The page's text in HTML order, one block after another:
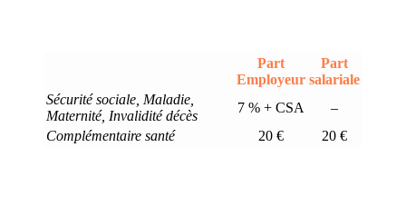
Part
Employeur
Part
salariale
Sécurité sociale, Maladie,
Maternité, Invalidité décès
7 % + CSA
–
Complémentaire santé
20 € 20 €